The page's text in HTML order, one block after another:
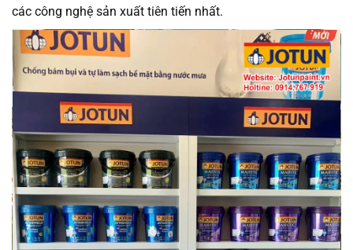
các công nghệ sản xuất tiên tiến nhất.